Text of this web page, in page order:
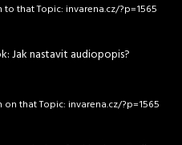
to that Topic: invarena.cz/?p=1565
:Jak nastavit audiopopis?
on that Topic: invarena.cz/?p=1565